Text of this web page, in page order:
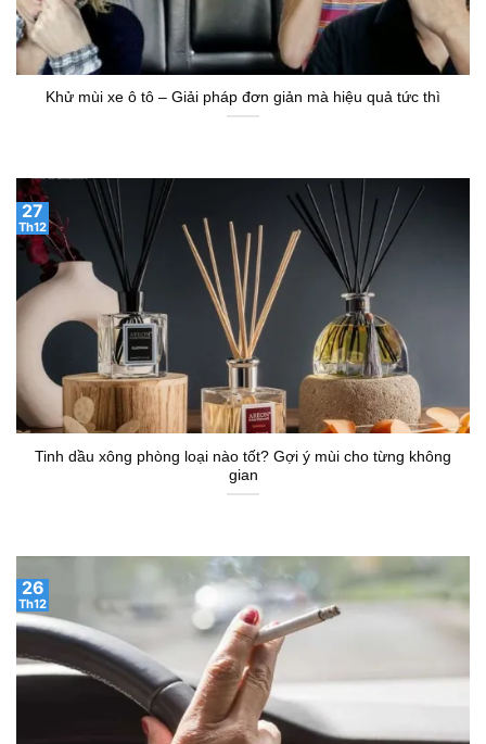
Khử mùi xe ô tô – Giải pháp đơn giản mà hiệu quả tức thì
Tinh dầu xông phòng loại nào tốt? Gợi ý mùi cho từng không
gian
27
Th12
26
Th12